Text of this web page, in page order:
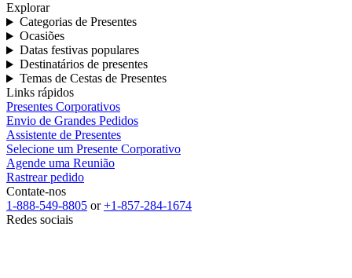
Explorar
Categorias de Presentes
Ocasiões
Datas festivas populares
Destinatários de presentes
Temas de Cestas de Presentes
Links rápidos
Presentes Corporativos
Envio de Grandes Pedidos
Assistente de Presentes
Selecione um Presente Corporativo
Agende uma Reunião
Rastrear pedido
Contate-nos
1-888-549-8805 or+1-857-284-1674
Redes sociais